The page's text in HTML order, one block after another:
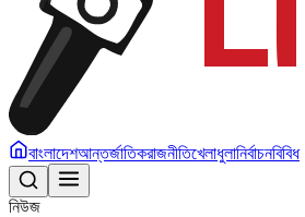
বাংলাদেশআন্তর্জাতিকরাজনীতিখেলাধুলানির্বাচনবিবিধ
নিউজ